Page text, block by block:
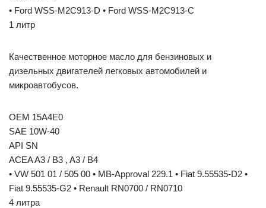
• Ford WSS-M2C913-D • Ford WSS-M2C913-C
1 литр
Качественное моторное масло для бензиновых и
дизельных двигателей легковых автомобилей и
микроавтобусов.
OEM 15A4E0
SAE 10W-40
API SN
ACEA A3 / B3 , A3 / B4
• VW 501 01 / 505 00 • MB-Approval 229.1 • Fiat 9.55535-D2 •
Fiat 9.55535-G2 • Renault RN0700 / RN0710
4 литра